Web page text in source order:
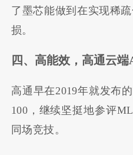
了墨芯能做到在实现稀
损。
四、高能效，高通云端
高通早在2019年就发布
100，继续坚挺地参评
同场竞技。